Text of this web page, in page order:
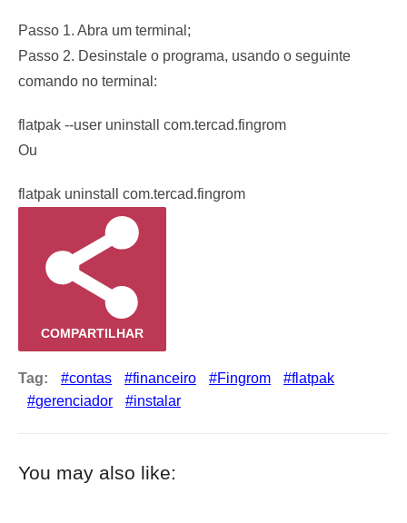
Passo 1. Abra um terminal;
Passo 2. Desinstale o programa, usando o seguinte
comando no terminal:
flatpak --user uninstall com.tercad.fingrom
Ou
flatpak uninstall com.tercad.fingrom
COMPARTILHAR
Tag: contas financeiro Fingrom
flatpak
gerenciador
instalar
You may also like: